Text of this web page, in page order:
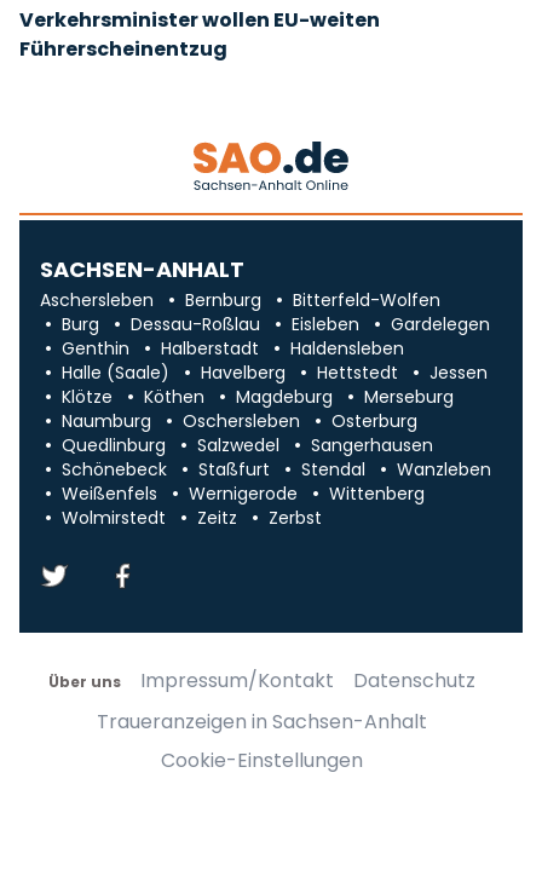
Verkehrsminister wollen EU-weiten
Führerscheinentzug
SACHSEN-ANHALT
Aschersleben Bernburg
Bitterfeld-Wolfen
Burg
Dessau-Roßlau Eisleben
Gardelegen
Genthin
Halberstadt
Haldensleben
Halle (Saale)
Havelberg Hettstedt
Jessen
Klötze
Köthen Magdeburg
Merseburg
Naumburg
Oschersleben
Osterburg
Quedlinburg
Salzwedel
Sangerhausen
Schönebeck
Staßfurt Stendal
Wanzleben
Weißenfels
Wernigerode
Wittenberg
Wolmirstedt
Zeitz Zerbst
Über uns Impressum/Kontakt
Datenschutz
Traueranzeigen in Sachsen-Anhalt
Cookie-Einstellungen